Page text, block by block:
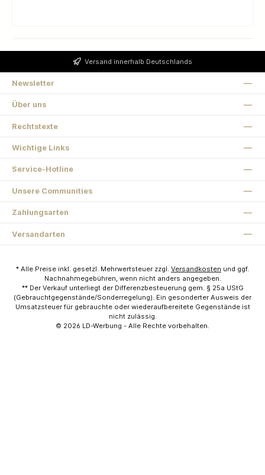
Versand innerhalb Deutschlands
Newsletter
Über uns
Rechtstexte
Wichtige Links
Service-Hotline
Unsere Communities
Zahlungsarten
Versandarten
* Alle Preise inkl. gesetzl. Mehrwertsteuer zzgl. Versandkosten und ggf.
Nachnahmegebühren, wenn nicht anders angegeben.
** Der Verkauf unterliegt der Differenzbesteuerung gem. § 25a UStG
(Gebrauchtgegenstände/Sonderregelung). Ein gesonderter Ausweis der
Umsatzsteuer für gebrauchte oder wiederaufbereitete Gegenstände ist
nicht zulässig.
© 2026 LD-Werbung - Alle Rechte vorbehalten.